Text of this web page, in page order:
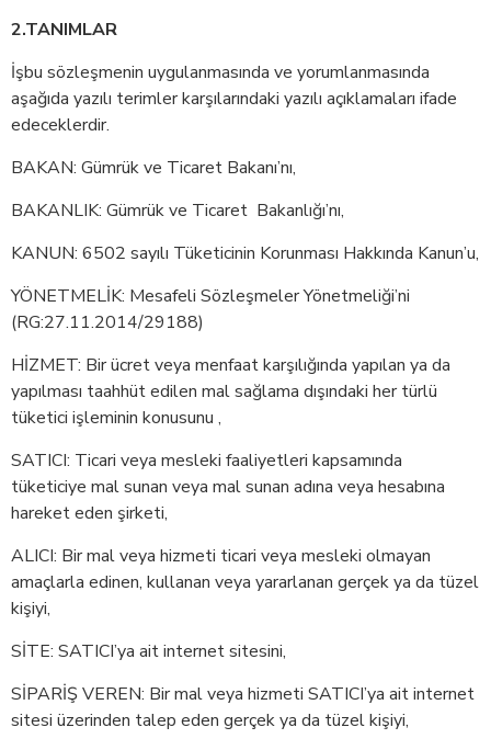
2.TANIMLAR
İşbu sözleşmenin uygulanmasında ve yorumlanmasında
aşağıda yazılı terimler karşılarındaki yazılı açıklamaları ifade
edeceklerdir.
BAKAN: Gümrük ve Ticaret Bakanı’nı,
BAKANLIK: Gümrük ve Ticaret Bakanlığı’nı,
KANUN: 6502 sayılı Tüketicinin Korunması Hakkında Kanun’u,
YÖNETMELİK: Mesafeli Sözleşmeler Yönetmeliği’ni
(RG:27.11.2014/29188)
HİZMET: Bir ücret veya menfaat karşılığında yapılan ya da
yapılması taahhüt edilen mal sağlama dışındaki her türlü
tüketici işleminin konusunu ,
SATICI: Ticari veya mesleki faaliyetleri kapsamında
tüketiciye mal sunan veya mal sunan adına veya hesabına
hareket eden şirketi,
ALICI: Bir mal veya hizmeti ticari veya mesleki olmayan
amaçlarla edinen, kullanan veya yararlanan gerçek ya da tüzel
kişiyi,
SİTE: SATICI’ya ait internet sitesini,
SİPARİŞ VEREN: Bir mal veya hizmeti SATICI’ya ait internet
sitesi üzerinden talep eden gerçek ya da tüzel kişiyi,